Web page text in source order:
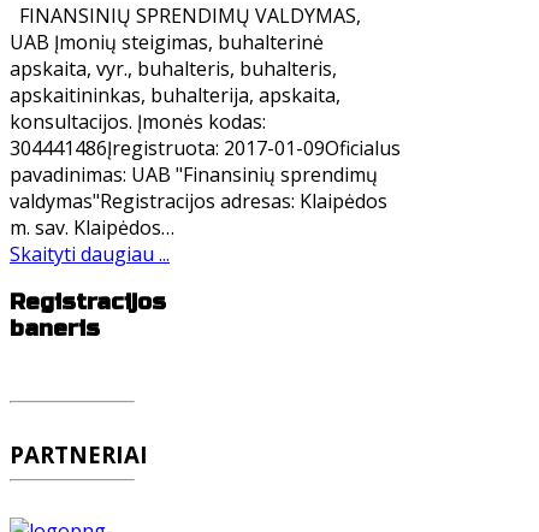
FINANSINIŲ SPRENDIMŲ VALDYMAS,
UAB ​Įmonių steigimas, buhalterinė
apskaita, vyr., buhalteris, buhalteris,
apskaitininkas, buhalterija, apskaita,
konsultacijos. Įmonės kodas:
304441486Įregistruota: 2017-01-09Oficialus
pavadinimas: UAB "Finansinių sprendimų
valdymas"Registracijos adresas: Klaipėdos
m. sav. Klaipėdos…
Skaityti daugiau ...
Registracijos
baneris
PARTNERIAI